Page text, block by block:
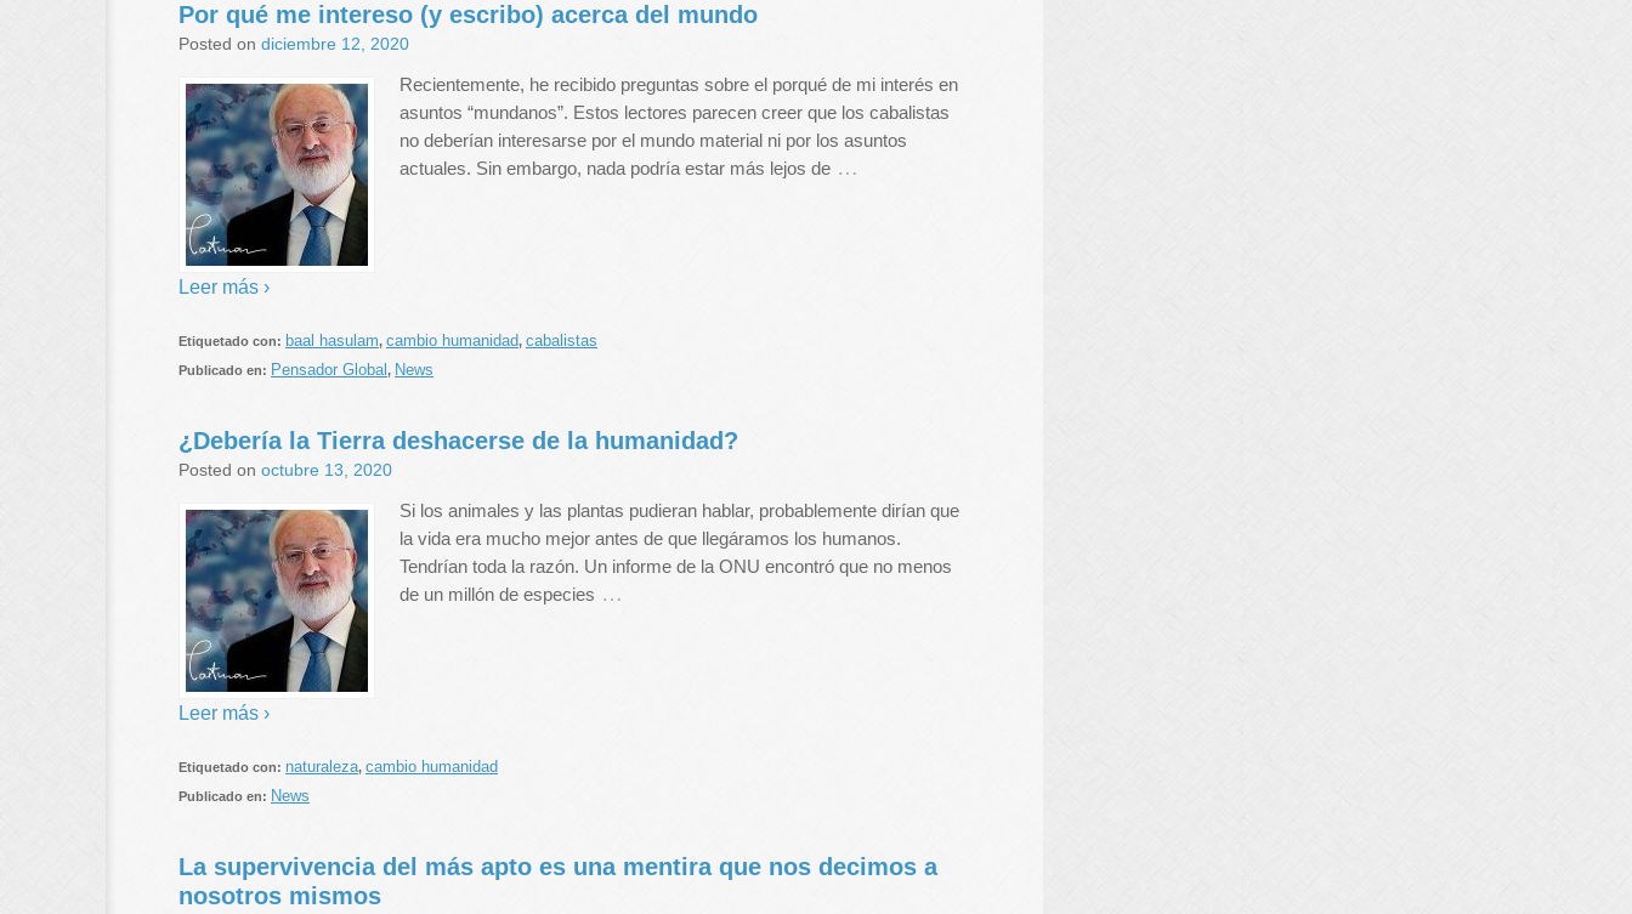
Por qué me intereso (y escribo) acerca del mundo
Posted on diciembre 12, 2020
Recientemente, he recibido preguntas sobre el porqué de mi interés en
asuntos “mundanos”. Estos lectores parecen creer que los cabalistas
no deberían interesarse por el mundo material ni por los asuntos
actuales. Sin embargo, nada podría estar más lejos de …
Leer más ›
Etiquetado con: baal hasulam, cambio humanidad, cabalistas
Publicado en: Pensador Global, News
¿Debería la Tierra deshacerse de la humanidad?
Posted on octubre 13, 2020
Si los animales y las plantas pudieran hablar, probablemente dirían que
la vida era mucho mejor antes de que llegáramos los humanos.
Tendrían toda la razón. Un informe de la ONU encontró que no menos
de un millón de especies …
Leer más ›
Etiquetado con: naturaleza, cambio humanidad
Publicado en: News
La supervivencia del más apto es una mentira que nos decimos a
nosotros mismos